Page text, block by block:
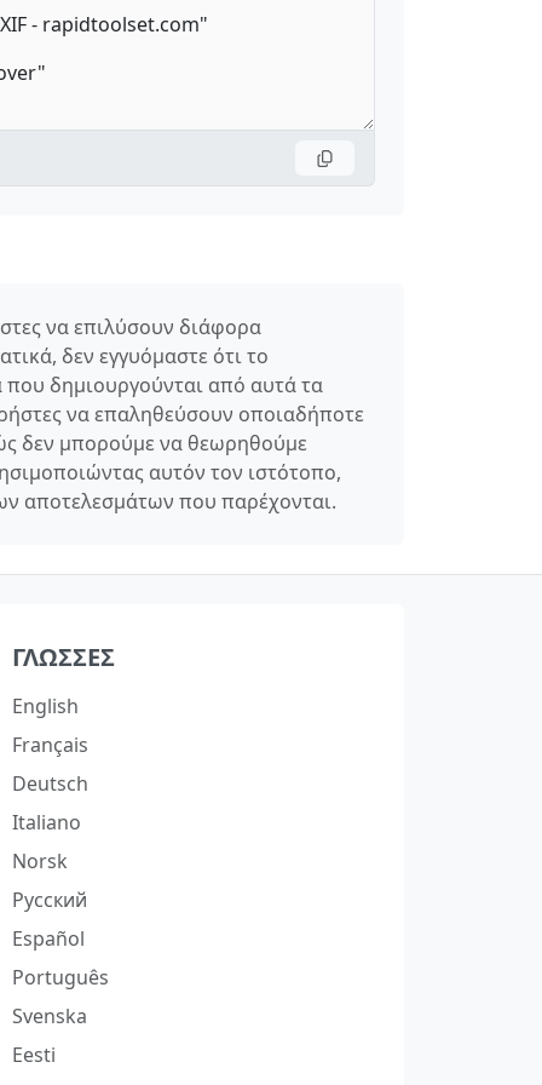
να επιλύσουν διάφορα
δεν εγγυόμαστε ότι το
που δημιουργούνται από αυτά τα
να επαληθεύσουν οποιαδήποτε
δεν μπορούμε να θεωρηθούμε
αυτόν τον ιστότοπο,
αποτελεσμάτων που παρέχονται.
ΓΛΏΣΣΕΣ
English
Français
Deutsch
Italiano
Norsk
Русский
Español
Português
Svenska
Eesti